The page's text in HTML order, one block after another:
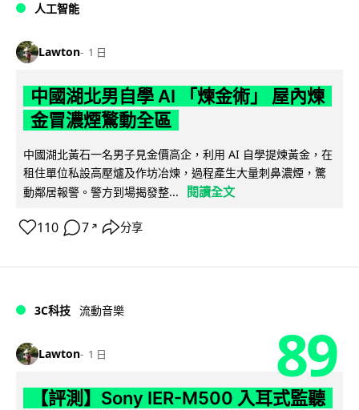
人工智能
Lawton 1 日
中國湖北男自學 AI 「煉金術」 屋內煉
金冒濃煙驚動全區
中國湖北黃石一名男子見金價高企，利用 AI 自學提煉黃金，在
租住單位私設高壓爐及作坊冶煉，過程產生大量刺鼻濃煙，驚
動鄰居報警。警方到場揭發整...
閱讀全文
110 7 ↗ 分享
3C科技 流動音樂
Lawton 1 日 89
【評測】Sony IER-M500 入耳式監聽